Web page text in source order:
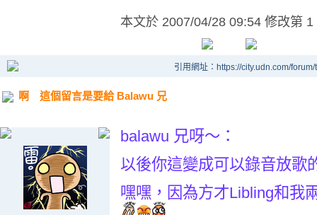
本文於 2007/04/28 09:54 修改第 1
引用網址：https://city.udn.com/
啊 這個留言是要給 Balawu 兄
balawu 兄呀～：
以後你這變成可以錄音放歌
嘿嘿，因為方才Libling和我